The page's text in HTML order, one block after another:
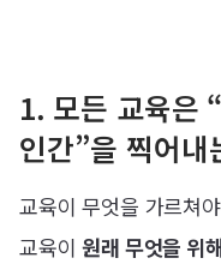
1. 모든 교육은
인간”을 찍어내
교육이 무엇을 가르쳐
교육이원래 무엇을 위